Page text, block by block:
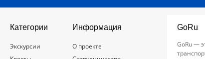
Категории
Экскурсии
Информация
О проекте
GoRu
GoRu —